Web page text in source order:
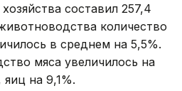
составил 257,4
количество
в среднем на 5,5%.
мяса увеличилось на
на 9,1%.